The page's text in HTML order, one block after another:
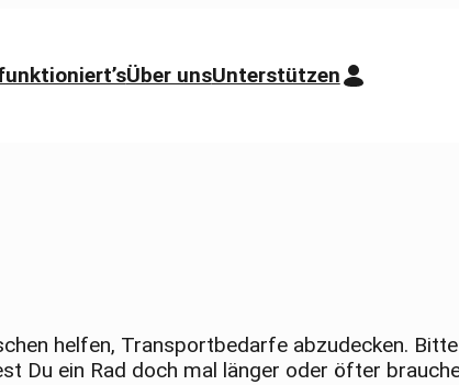
Über unsUnterstützen
helfen, Transportbedarfe abzudecken.
Du ein Rad doch mal länger oder öfter